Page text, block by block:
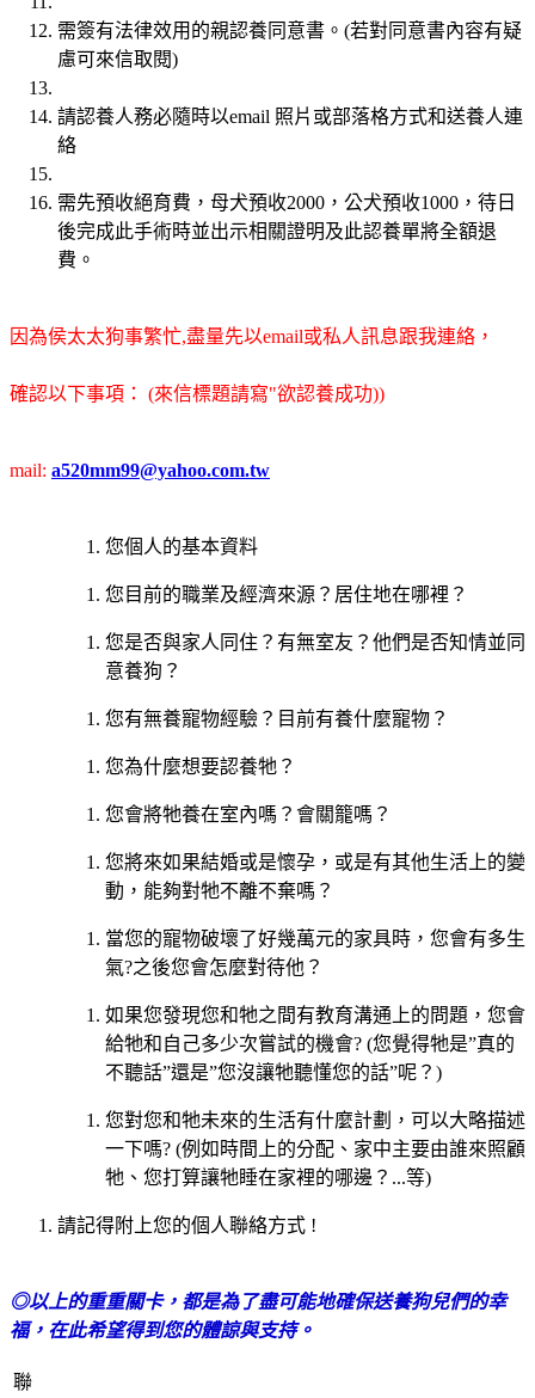
需簽有法律效用的親認養同意書。(若對同意書內容有疑
慮可來信取閱)
請認養人務必隨時以email 照片或部落格方式和送養人連
絡
需先預收絕育費，母犬預收2000，公犬預收1000，待日
後完成此手術時並出示相關證明及此認養單將全額退
費。
因為侯太太狗事繁忙,盡量先以email或私人訊息跟我連絡，
確認以下事項： (來信標題請寫"欲認養成功))
mail: a520mm99@yahoo.com.tw
您個人的基本資料
您目前的職業及經濟來源？居住地在哪裡？
您是否與家人同住？有無室友？他們是否知情並同
意養狗？
您有無養寵物經驗？目前有養什麼寵物？
您為什麼想要認養牠？
您會將牠養在室內嗎？會關籠嗎？
您將來如果結婚或是懷孕，或是有其他生活上的變
動，能夠對牠不離不棄嗎？
當您的寵物破壞了好幾萬元的家具時，您會有多生
氣?之後您會怎麼對待他？
如果您發現您和牠之間有教育溝通上的問題，您會
給牠和自己多少次嘗試的機會? (您覺得牠是”真的
不聽話”還是”您沒讓牠聽懂您的話”呢？)
您對您和牠未來的生活有什麼計劃，可以大略描述
一下嗎? (例如時間上的分配、家中主要由誰來照顧
牠、您打算讓牠睡在家裡的哪邊？...等)
請記得附上您的個人聯絡方式 !
◎以上的重重關卡，都是為了盡可能地確保送養狗兒們的幸
福，在此希望得到您的體諒與支持。
聯